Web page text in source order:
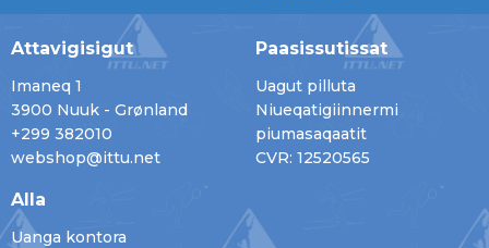
Attavigisigut
Imaneq 1
3900 Nuuk - Grønland
+299 382010
webshop@ittu.net
Paasissutissat
Uagut pilluta
Niueqatigiinnermi
piumasaqaatit
CVR: 12520565
Alla
Uanga kontora